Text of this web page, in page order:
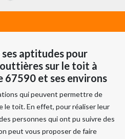
aptitudes pour
sur le toit à
67590 et ses environs
qui peuvent permettre de
le toit. En effet, pour réaliser leur
personnes qui ont pu suivre des
peut vous proposer de faire